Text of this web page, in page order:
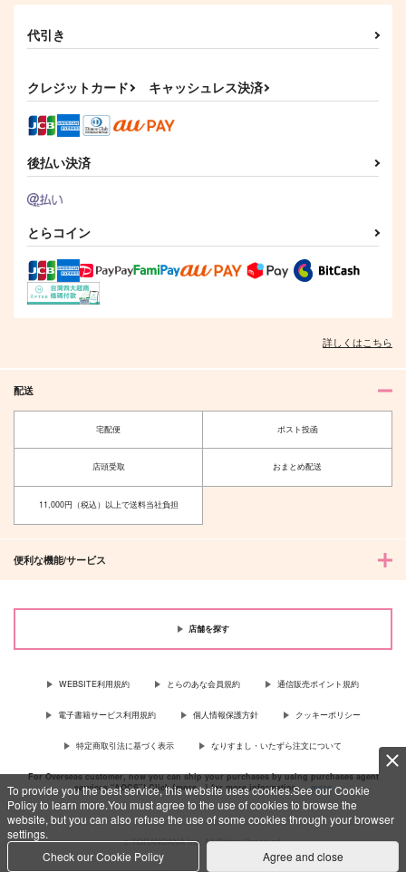
To provide you the best service, this website uses cookies.See our Cookie
Policy to learn more.You must agree to the use of cookies to browse the
website, but you can also refuse the use of some cookies through your browser
settings.
Check our Cookie Policy
Agree and close
クライ・ベイビー・ク
ラムレーズン
787円（税込）
ラギー×レオナ
サンプル
作品詳細
NRCAMPASLIFESRL
1,100円（税込）
レオナ×ラギー
代引き
クレジットカード キャッシュレス決済
後払い決済
とらコイン
詳しくはこちら
配送
宅配便 ポスト投函
店頭受取 おまとめ配送
11,000円（税込）以上で送料当社負担
便利な機能/サービス
店舗を探す
WEBSITE利用規約 とらのあな会員規約 通信販売ポイント規約
電子書籍サービス利用規約 個人情報保護方針 クッキーポリシー
特定商取引法に基づく表示 なりすまし・いたずら注文について
For Overseas customer, now you can ship your purchases by using purchases agent
services “AOCS”! Click {more…} for more information …more
c TORANOANA Inc, All Rights Reserved.